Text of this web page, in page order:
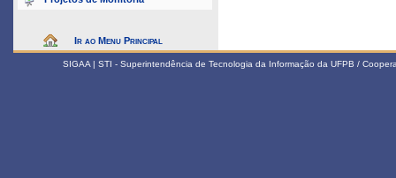
Ir ao Menu Principal
SIGAA | STI - Superintendência de Tecnologia da Informação da UFPB /